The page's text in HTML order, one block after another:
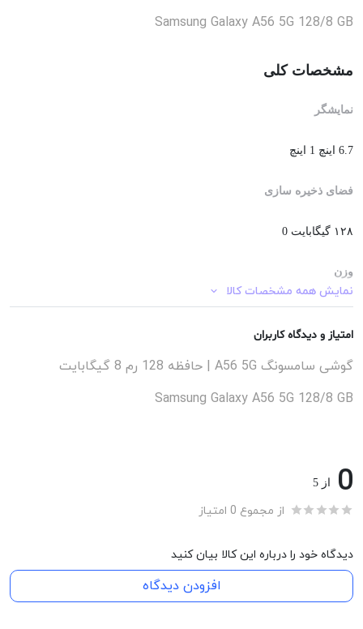
Samsung Galaxy A56 5G 128/8 GB
مشخصات کلی
نمایشگر
6.7 اینچ 1 اینچ
فضای ذخیره سازی
۱۲۸ گیگابایت 0
وزن
۸ گیگابایت 0
۵۰ مگاپیکسل 0
تعداد سیمکارت
۲ سیم کارت 2 سیم کارت
باتری
نمایش همه مشخصات کالا
امتیاز و دیدگاه کاربران
گوشی سامسونگ A56 5G | حافظه 128 رم 8 گیگابایت
Samsung Galaxy A56 5G 128/8 GB
0 از 5
از مجموع 0 امتیاز
دیدگاه خود را درباره این کالا بیان کنید
افزودن دیدگاه